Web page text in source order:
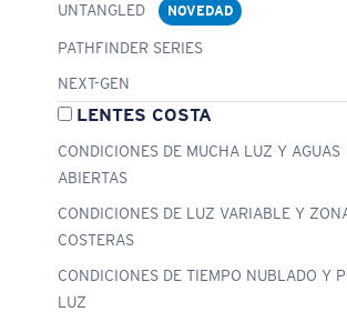
UNTANGLED
NOVEDAD
PATHFINDER SERIES
NEXT-GEN
LENTES COSTA
CONDICIONES DE MUCHA LUZ Y AGUAS
ABIERTAS
CONDICIONES DE LUZ VARIABLE Y
COSTERAS
CONDICIONES DE TIEMPO NUBLADO Y
LUZ